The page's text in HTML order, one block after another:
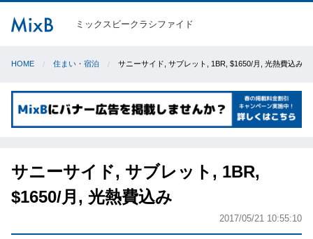
ミックスビークラシファイド
HOME 住まい・宿泊 サニーサイド, サブレット, 1BR, $1650/月, 光熱費込み
サニーサイド, サブレット, 1BR,
$1650/月, 光熱費込み
2017/05/21 10:55:10